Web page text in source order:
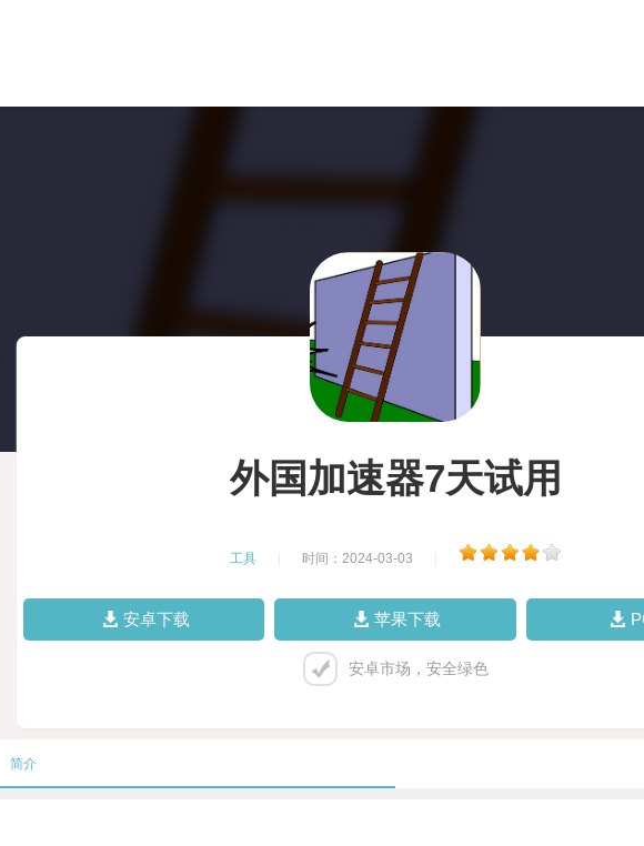
外国加速器7天试用
工具 时间：2024-03-03
安卓下载 苹果下载
安卓市场，安全绿色
简介